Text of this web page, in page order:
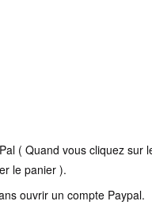
( Quand vous cliquez sur
le panier ).
ouvrir un compte Paypal.